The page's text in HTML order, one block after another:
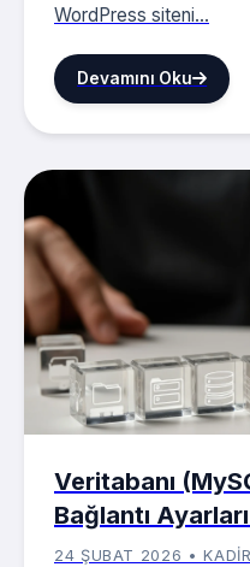
WordPress siteni...
Devamını Oku
Veritabanı
Bağlantı Ayarları
24 ŞUBAT 2026 •